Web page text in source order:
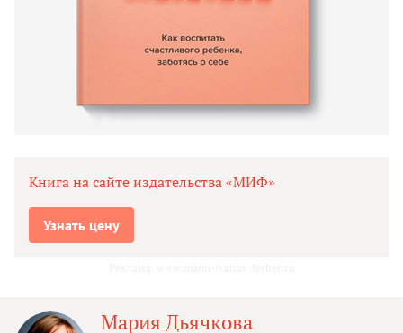
Книга на сайте издательства «МИФ»
Узнать цену
Мария Дьячкова